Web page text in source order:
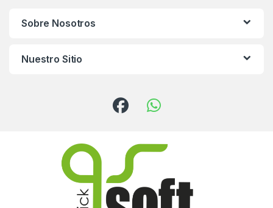
Sobre Nosotros
Nuestro Sitio